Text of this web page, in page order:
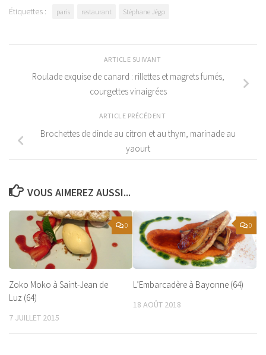
Étiquettes : paris restaurant Stéphane Jégo
ARTICLE SUIVANT
Roulade exquise de canard : rillettes et magrets fumés,
courgettes vinaigrées
ARTICLE PRÉCÉDENT
Brochettes de dinde au citron et au thym, marinade au
yaourt
VOUS AIMEREZ AUSSI...
0
Zoko Moko à Saint-Jean de
Luz (64)
7 JUILLET 2015
0
L’Embarcadère à Bayonne (64)
18 AOÛT 2018